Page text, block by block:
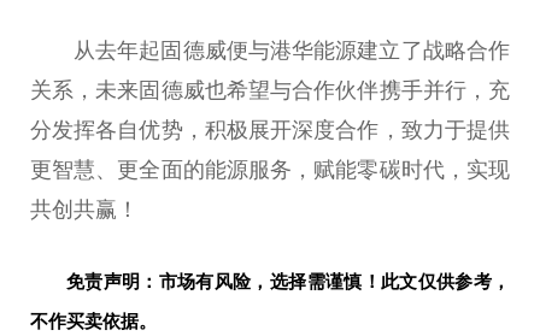
从去年起固德威便与港华能源建立了战略合作
关系，未来固德威也希望与合作伙伴携手并行，充
分发挥各自优势，积极展开深度合作，致力于提供
更智慧、更全面的能源服务，赋能零碳时代，实现
共创共赢！
免责声明：市场有风险，选择需谨慎！此文仅供参考，
不作买卖依据。